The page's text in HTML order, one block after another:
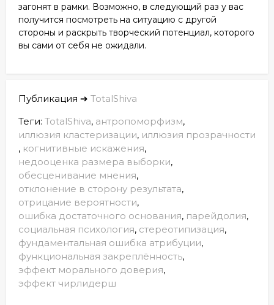
загонят в рамки. Возможно, в следующий раз у вас
получится посмотреть на ситуацию с другой
стороны и раскрыть творческий потенциал, которого
вы сами от себя не ожидали.
Публикация ➔ TotalShiva
Теги: TotalShiva, антропоморфизм,
иллюзия кластеризации, иллюзия прозрачности
, когнитивные искажения,
недооценка размера выборки,
обесценивание мнения,
отклонение в сторону результата,
отрицание вероятности,
ошибка достаточного основания, парейдолия,
социальная психология, стереотипизация,
фундаментальная ошибка атрибуции,
функциональная закреплённость,
эффект морального доверия,
эффект чирлидерш